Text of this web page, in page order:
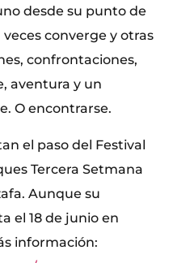
desde su punto de
converge y otras
confrontaciones,
aventura y un
O encontrarse.
el paso del Festival
Tercera Setmana
Aunque su
el 18 de junio en
información: